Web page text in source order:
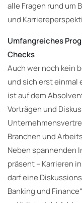
alle Fragen rund um
und
Umfangreiches
Checks
Auch wer noch kein
und sich erst einmal
ist auf dem
Vorträgen und
Branchen und
Neben spannenden
präsent – Karrieren
darf eine
Banking und